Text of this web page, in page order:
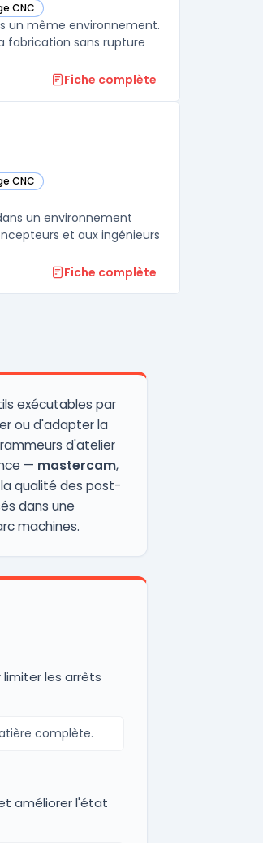
CNC
un même environnement.
fabrication sans rupture
Fiche complète
CNC
un environnement
et aux ingénieurs
Fiche complète
exécutables par
ou d'adapter la
d'atelier
— mastercam,
la qualité des post-
dans une
machines.
les arrêts
complète.
améliorer l'état